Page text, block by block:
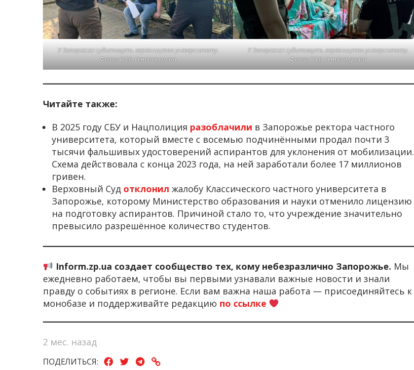
У Запоріжжі судитимуть керівництво університету.
Фото: Офіс Генпрокурора
У Запоріжжі судитимуть керівництво університету.
Фото: Офіс Генпрокурора
Читайте также:
В 2025 году СБУ и Нацполиция разоблачили в Запорожье ректора частного
университета, который вместе с восемью подчинёнными продал почти 3
тысячи фальшивых удостоверений аспирантов для уклонения от мобилизации.
Схема действовала с конца 2023 года, на ней заработали более 17 миллионов
гривен.
Верховный Суд отклонил жалобу Классического частного университета в
Запорожье, которому Министерство образования и науки отменило лицензию
на подготовку аспирантов. Причиной стало то, что учреждение значительно
превысило разрешённое количество студентов.
Inform.zp.ua создает сообщество тех, кому небезразлично Запорожье. Мы
ежедневно работаем, чтобы вы первыми узнавали важные новости и знали
правду о событиях в регионе. Если вам важна наша работа — присоединяйтесь к
монобазе и поддерживайте редакцию по ссылке
2 мес. назад
ПОДЕЛИТЬСЯ: